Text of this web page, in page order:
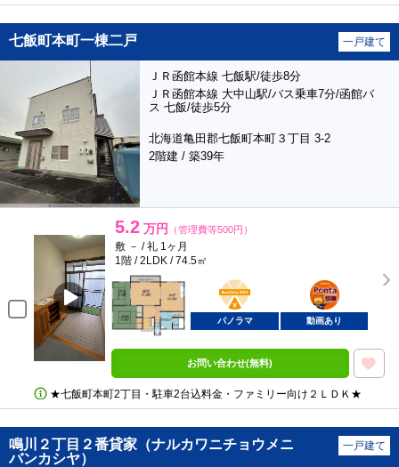
七飯町本町一棟二戸 一戸建て
ＪＲ函館本線 七飯駅/徒歩8分
ＪＲ函館本線 大中山駅/バス乗車7分/函館バ
ス 七飯/徒歩5分
北海道亀田郡七飯町本町３丁目 3-2
2階建 / 築39年
5.2 万円 （管理費等500円）
敷 － / 礼 1ヶ月
1階 / 2LDK / 74.5㎡
BunChinPAY
ポンタ
部屋
パノラマ 動画あり
お問い合わせ(無料)
★七飯町本町2丁目・駐車2台込料金・ファミリー向け２ＬＤＫ★
鳴川２丁目２番貸家（ナルカワニチョウメニ
バンカシヤ）
一戸建て